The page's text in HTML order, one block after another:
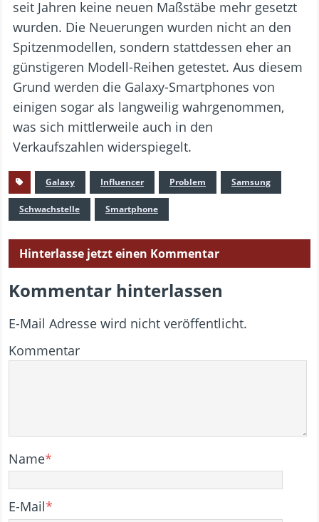
seit Jahren keine neuen Maßstäbe mehr gesetzt
wurden. Die Neuerungen wurden nicht an den
Spitzenmodellen, sondern stattdessen eher an
günstigeren Modell-Reihen getestet. Aus diesem
Grund werden die Galaxy-Smartphones von
einigen sogar als langweilig wahrgenommen,
was sich mittlerweile auch in den
Verkaufszahlen widerspiegelt.
Galaxy Influencer Problem Samsung
Schwachstelle Smartphone
Hinterlasse jetzt einen Kommentar
Kommentar hinterlassen
E-Mail Adresse wird nicht veröffentlicht.
Kommentar
Name*
E-Mail*